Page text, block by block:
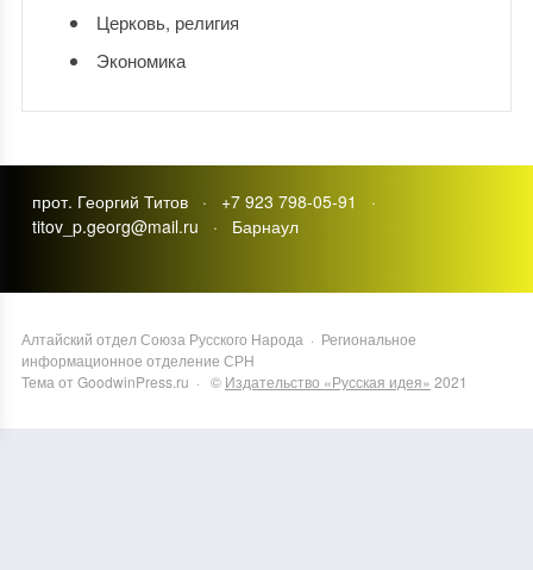
Церковь, религия
Экономика
прот. Георгий Титов · +7 923 798-05-91 ·
titov_p.georg@mail.ru · Барнаул
Алтайский отдел Союза Русского Народа · Региональное
информационное отделение СРН
Тема от GoodwinPress.ru · © Издательство «Русская идея» 2021